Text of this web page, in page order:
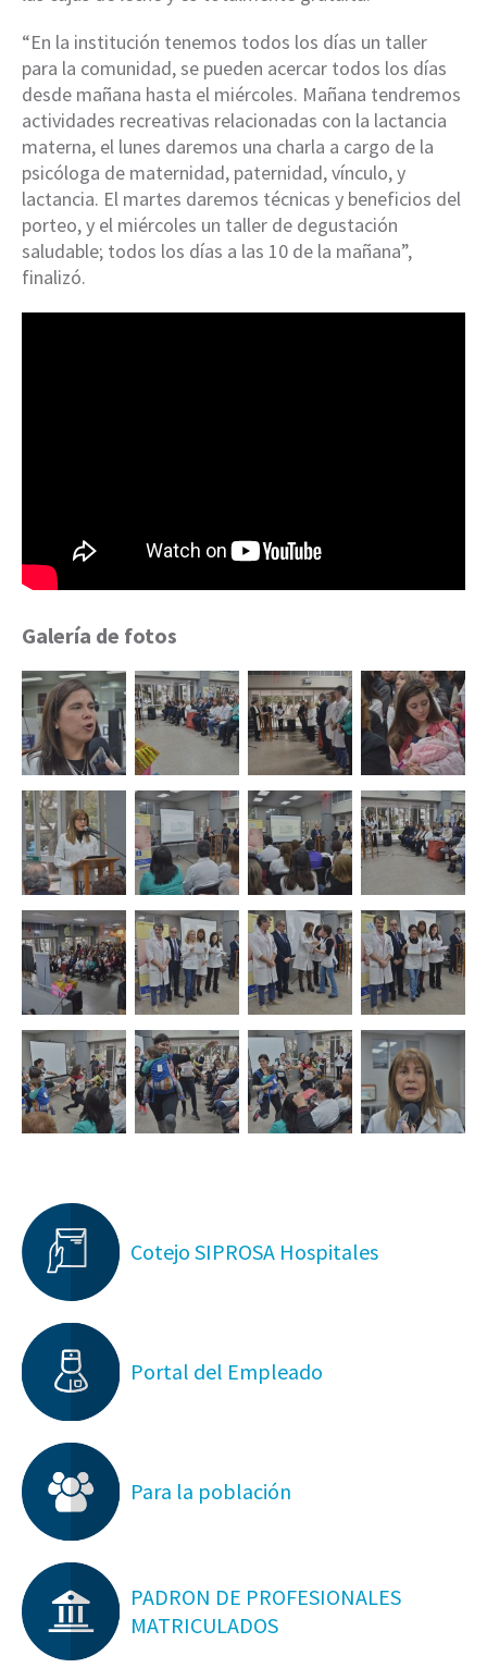
“En la institución tenemos todos los días un taller
para la comunidad, se pueden acercar todos los días
desde mañana hasta el miércoles. Mañana tendremos
actividades recreativas relacionadas con la lactancia
materna, el lunes daremos una charla a cargo de la
psicóloga de maternidad, paternidad, vínculo, y
lactancia. El martes daremos técnicas y beneficios del
porteo, y el miércoles un taller de degustación
saludable; todos los días a las 10 de la mañana”,
finalizó.
Galería de fotos
Cotejo SIPROSA Hospitales
Portal del Empleado
Para la población
PADRON DE PROFESIONALES
MATRICULADOS